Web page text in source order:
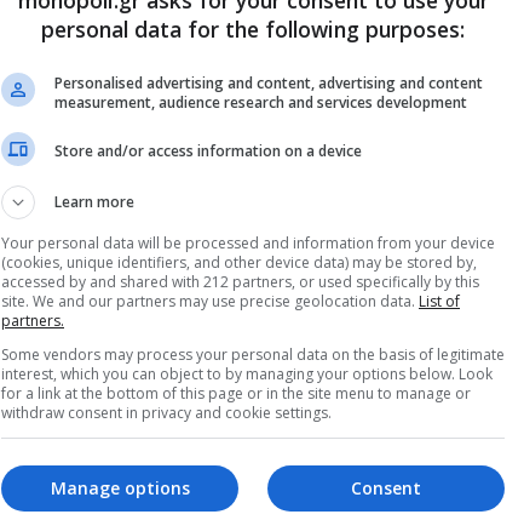
personal data for the following purposes:
Personalised advertising and content, advertising and content
measurement, audience research and services development
Store and/or access information on a device
Learn more
Your personal data will be processed and information from your device
(cookies, unique identifiers, and other device data) may be stored by,
accessed by and shared with 212 partners, or used specifically by this
site. We and our partners may use precise geolocation data. List of
partners.
Some vendors may process your personal data on the basis of legitimate
interest, which you can object to by managing your options below. Look
for a link at the bottom of this page or in the site menu to manage or
withdraw consent in privacy and cookie settings.
Consent
Manage options